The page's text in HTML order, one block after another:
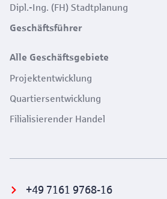
Dipl.-Ing. (FH) Stadtplanung
Geschäftsführer
Alle Geschäftsgebiete
Projektentwicklung
Quartiersentwicklung
Filialisierender Handel
+49 7161 9768-16